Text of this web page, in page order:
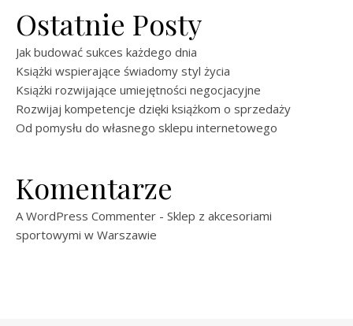
Ostatnie Posty
Jak budować sukces każdego dnia
Książki wspierające świadomy styl życia
Książki rozwijające umiejętności negocjacyjne
Rozwijaj kompetencje dzięki książkom o sprzedaży
Od pomysłu do własnego sklepu internetowego
Komentarze
A WordPress Commenter - Sklep z akcesoriami
sportowymi w Warszawie